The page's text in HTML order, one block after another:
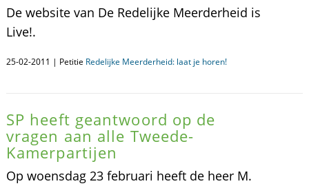
De website van De Redelijke Meerderheid is
Live!.
25-02-2011 | Petitie Redelijke Meerderheid: laat je horen!
SP heeft geantwoord op de
vragen aan alle Tweede-
Kamerpartijen
Op woensdag 23 februari heeft de heer M.